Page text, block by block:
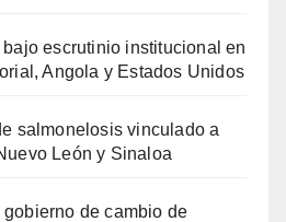
escrutinio institucional en
Angola y Estados Unidos
salmonelosis vinculado a
León y Sinaloa
de cambio de